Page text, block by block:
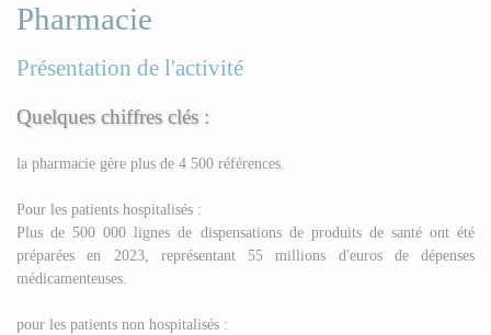
Pharmacie
Présentation de l'activité
Quelques chiffres clés :
la pharmacie gère plus de 4 500 références.
Pour les patients hospitalisés :
Plus de 500 000 lignes de dispensations de produits de santé ont été
préparées en 2023, représentant 55 millions d'euros de dépenses
médicamenteuses.
pour les patients non hospitalisés :